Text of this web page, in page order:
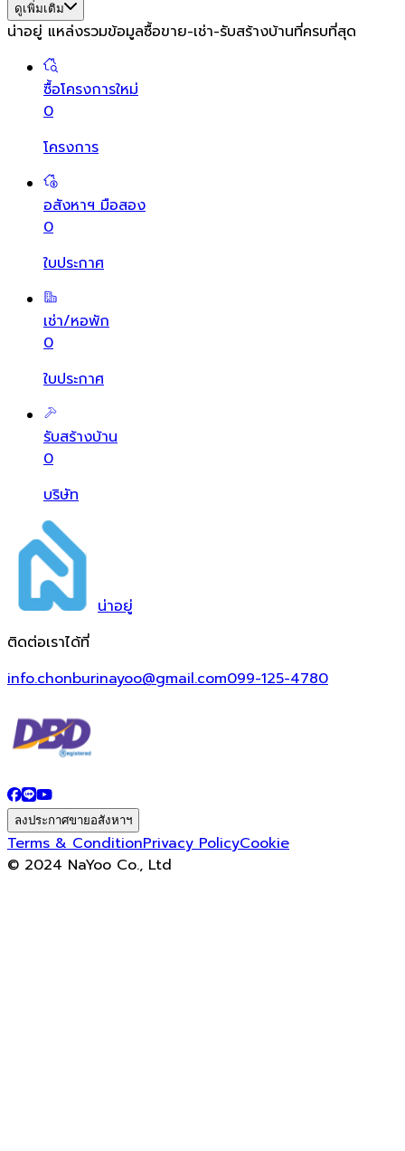
ดูเพิ่มเติม
น่าอยู่ แหล่งรวมข้อมูลซื้อขาย-เช่า-รับสร้างบ้านที่ครบที่สุด
ซื้อโครงการใหม่
0
โครงการ
อสังหาฯ มือสอง
0
ใบประกาศ
เช่า/หอพัก
0
ใบประกาศ
รับสร้างบ้าน
0
บริษัท
น่าอยู่
ติดต่อเราได้ที่
info.chonburinayoo@gmail.com099-125-4780
ลงประกาศขายอสังหาฯ
Terms & ConditionPrivacy PolicyCookie
© 2024 NaYoo Co., Ltd